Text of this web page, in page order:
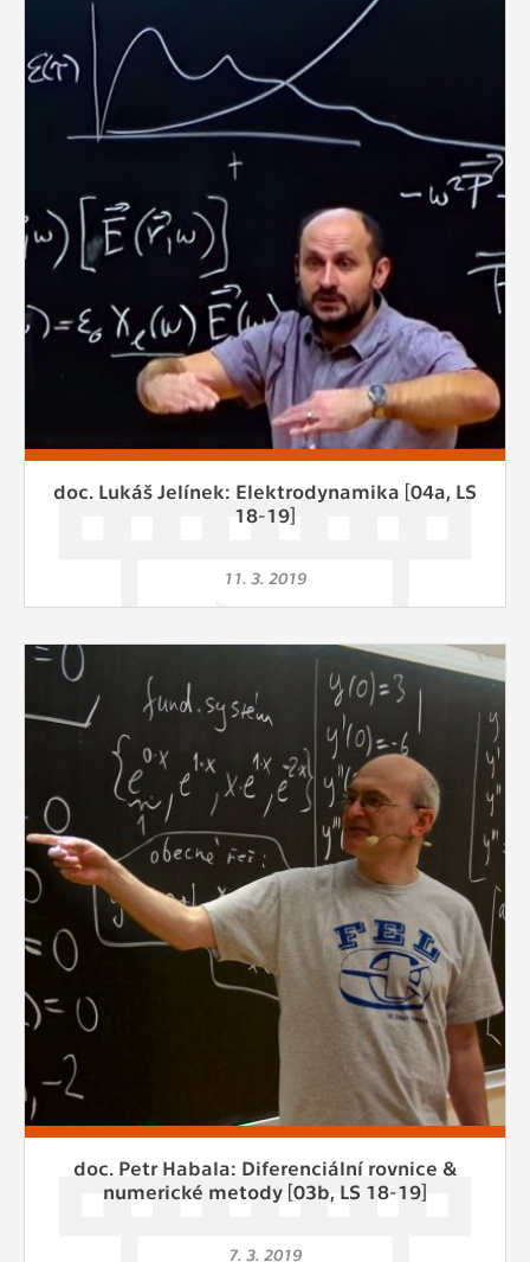
doc. Lukáš Jelínek: Elektrodynamika [04a, LS
18-19]
11. 3. 2019
doc. Petr Habala: Diferenciální rovnice &
numerické metody [03b, LS 18-19]
7. 3. 2019